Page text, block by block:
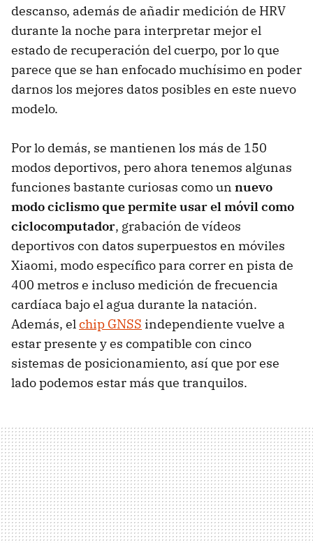
descanso, además de añadir medición de HRV
durante la noche para interpretar mejor el
estado de recuperación del cuerpo, por lo que
parece que se han enfocado muchísimo en poder
darnos los mejores datos posibles en este nuevo
modelo.
Por lo demás, se mantienen los más de 150
modos deportivos, pero ahora tenemos algunas
funciones bastante curiosas como un nuevo
modo ciclismo que permite usar el móvil como
ciclocomputador, grabación de vídeos
deportivos con datos superpuestos en móviles
Xiaomi, modo específico para correr en pista de
400 metros e incluso medición de frecuencia
cardíaca bajo el agua durante la natación.
Además, elchip GNSS independiente vuelve a
estar presente y es compatible con cinco
sistemas de posicionamiento, así que por ese
lado podemos estar más que tranquilos.